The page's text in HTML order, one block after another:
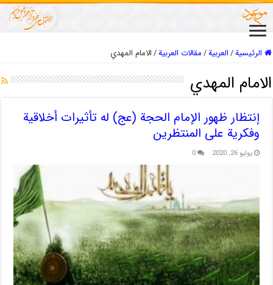
الرئيسية/العربیة/مقالات العربیة/الامام المهدي
الامام المهدي
إنتظار ظهور الإمام الحجة (عج) له تأثیرات أخلاقیة
وفکریة علی المنتظرین
يوليو 26, 2020 0